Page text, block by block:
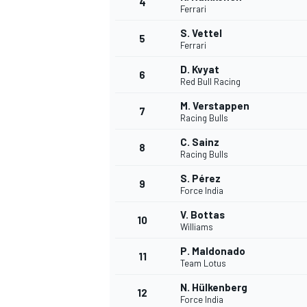
Ferrari
5 S. Vettel
Ferrari
6 D. Kvyat
Red Bull Racing
7 M. Verstappen
Racing Bulls
8 C. Sainz
Racing Bulls
9 S. Pérez
Force India
10 V. Bottas
Williams
11 P. Maldonado
Team Lotus
12 N. Hülkenberg
Force India